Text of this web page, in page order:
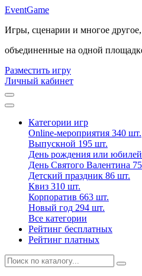
EventGame
Игры, сценарии и многое другое,
объединенные на одной
Разместить игру
Личный кабинет
Категории игр
Online-мероприятия 340 шт.
Выпускной 195 шт.
День рождения или юбилей
День Святого Валентина
Детский праздник 86 шт.
Квиз 310 шт.
Корпоратив 663 шт.
Новый год 294 шт.
Все категории
Рейтинг бесплатных
Рейтинг платных